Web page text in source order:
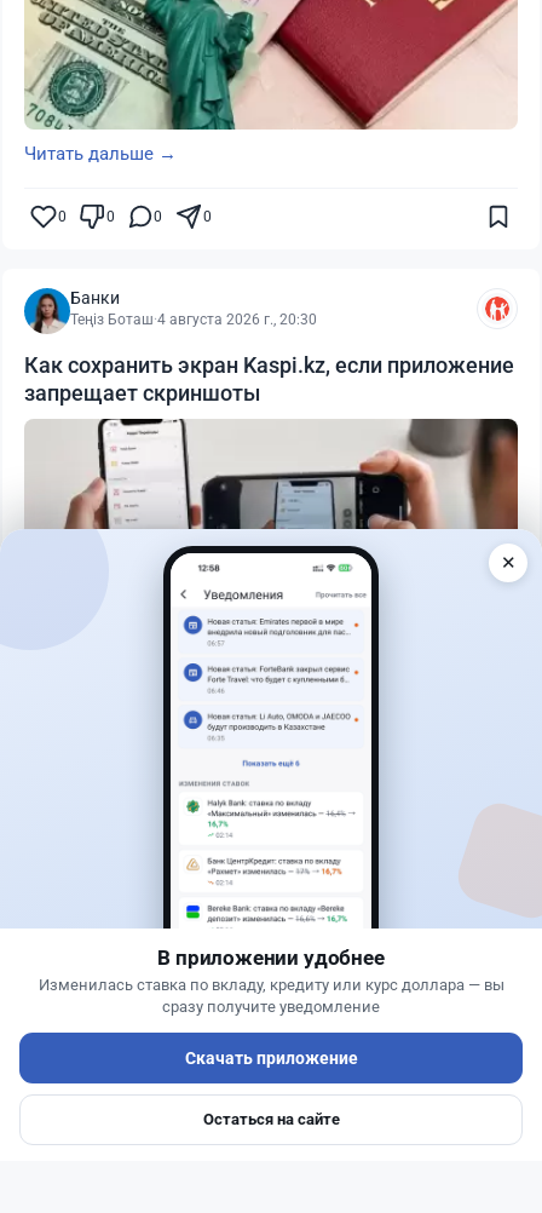
Читать дальше →
0 0 0 0
Банки
Теңіз Боташ·4 августа 2026 г., 20:30
Как сохранить экран Kaspi.kz, если приложение
запрещает скриншоты
21
5 августа 2026 г., 13:10
Alatau City Bank разыгрывает 33 млн тенге:
какие условия скрываются в правилах акции
Ипотеки Авто
✕
В приложении удобнее
Изменилась ставка по вкладу, кредиту или курс доллара — вы
сразу получите уведомление
Скачать приложение
Остаться на сайте